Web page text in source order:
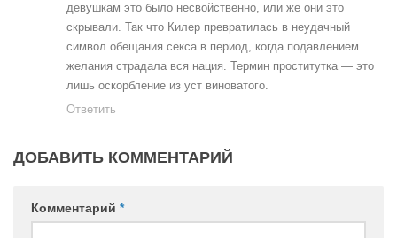
девушкам это было несвойственно, или же они это
скрывали. Так что Килер превратилась в неудачный
символ обещания секса в период, когда подавлением
желания страдала вся нация. Термин проститутка — это
лишь оскорбление из уст виноватого.
Ответить
ДОБАВИТЬ КОММЕНТАРИЙ
Комментарий *